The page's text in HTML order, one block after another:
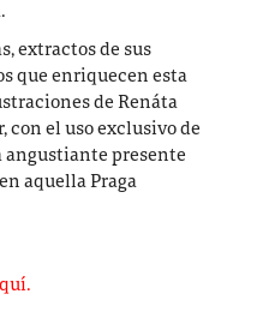
extractos de sus
que enriquecen esta
de Renáta
el uso exclusivo de
angustiante presente
aquella Praga